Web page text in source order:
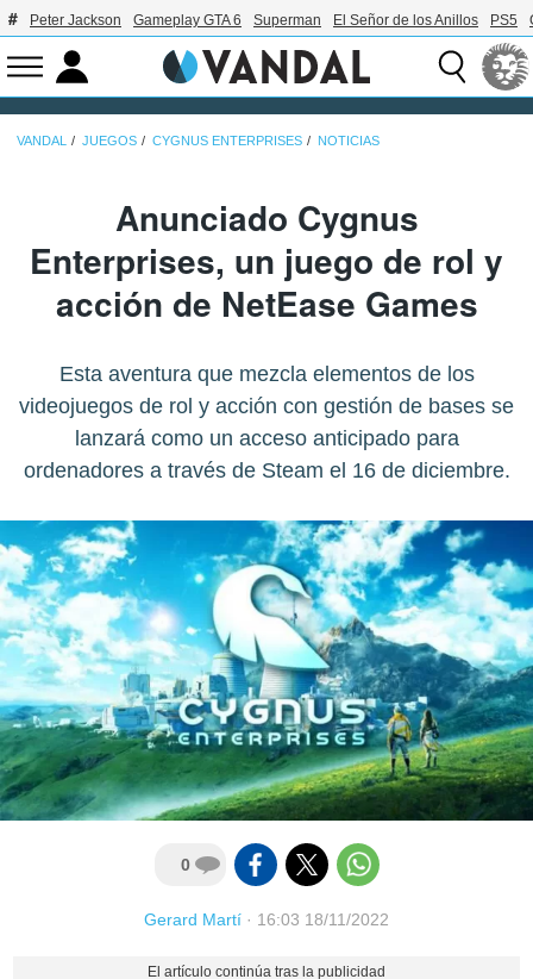
Peter Jackson Gameplay GTA 6 Superman El Señor de los Anillos PS5
VANDAL JUEGOS CYGNUS ENTERPRISES NOTICIAS
Anunciado Cygnus
Enterprises, un juego de rol y
acción de NetEase Games
Esta aventura que mezcla elementos de los
videojuegos de rol y acción con gestión de bases se
lanzará como un acceso anticipado para
ordenadores a través de Steam el 16 de diciembre.
0
Gerard Martí · 16:03 18/11/2022